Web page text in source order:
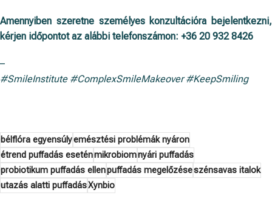
Amennyiben szeretne személyes konzultációra bejelentkezni,
kérjen időpontot az alábbi telefonszámon: +36 20 932 8426
–
#SmileInstitute #ComplexSmileMakeover #KeepSmiling
bélflóra egyensúlyemésztési problémák nyáron
étrend puffadás eseténmikrobiomnyári puffadás
probiotikum puffadás ellenpuffadás megelőzéseszénsavas italok
utazás alatti puffadásXynbio